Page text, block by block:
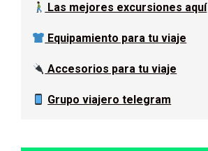
Las mejores excursiones aquí
Equipamiento para tu viaje
Accesorios para tu viaje
Grupo viajero telegram